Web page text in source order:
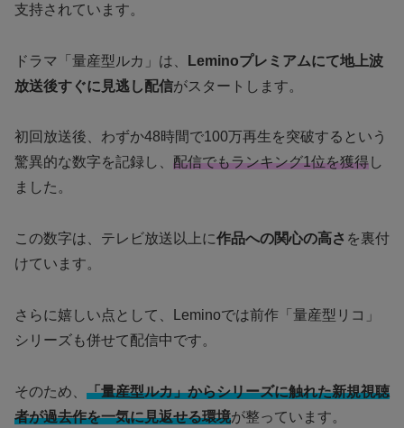
支持されています。
ドラマ「量産型ルカ」は、
Leminoプレミアムにて地上波
放送後すぐに見逃し配信がスタートします。
初回放送後、わずか48時間で100万再生を突破するという
驚異的な数字を記録し、 配信でもランキング1位を獲得し
ました。
この数字は、テレビ放送以上に作品への関心の高さ を裏付
けています。
さらに嬉しい点として、Leminoでは前作「量産型リコ」
シリーズも併せて配信中です。
そのため、 「量産型ルカ」からシリーズに触れた新規視聴
者が過去作を一気に見返せる環境が整っています。